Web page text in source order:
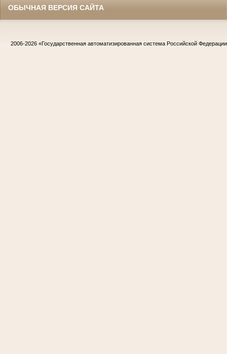
ОБЫЧНАЯ ВЕРСИЯ САЙТА
2006-2026 «Государственная автоматизированная система Российской